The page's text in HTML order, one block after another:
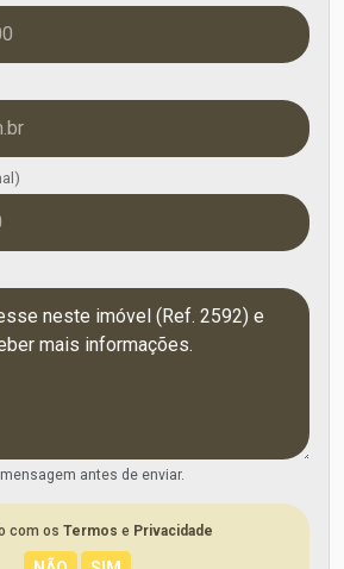
antes de enviar.
com os Termos e Privacidade